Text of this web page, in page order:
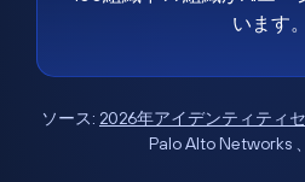
います。
ソース: 2026年アイデンティティ
Palo Alto Networks